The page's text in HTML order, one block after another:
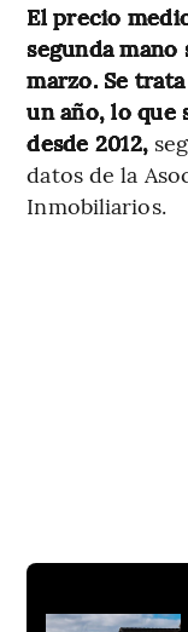
El precio
segunda mano
marzo. Se
un año, lo que
desde 2012,
datos de la
Inmobiliarios.